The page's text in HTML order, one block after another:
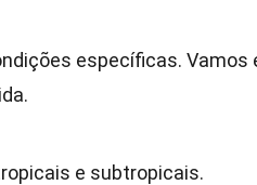
específicas.
e subtropicais.